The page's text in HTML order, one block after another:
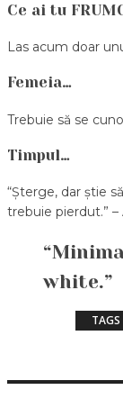
Ce ai tu
Las acum doar
Femeia…
Trebuie să se
Timpul…
“Șterge, dar știe
trebuie pierdut.”
white.”
TAGS